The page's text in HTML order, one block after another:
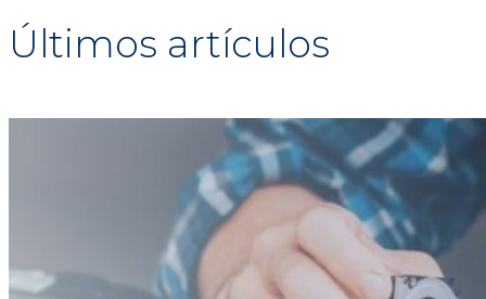
Últimos artículos